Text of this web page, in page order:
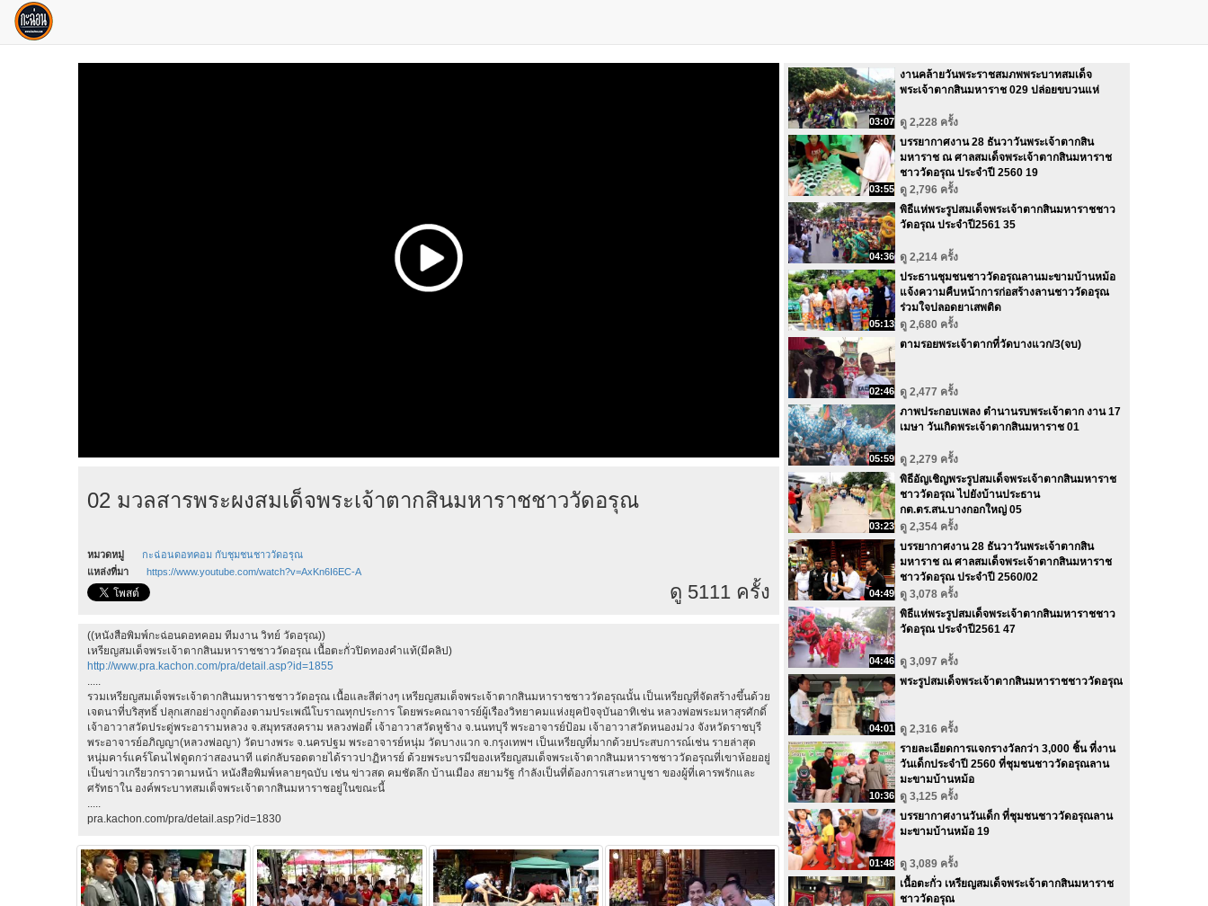
02 มวลสารพระผงสมเด็จพระเจ้าตากสินมหาราชชาววัดอรุณ
หมวดหมู่
กะฉ่อนดอทคอม กับชุมชนชาววัดอรุณ
แหล่งที่มา
https://www.youtube.com/watch?v=AxKn6I6EC-A
ดู 5111 ครั้ง
((หนังสือพิมพ์กะฉ่อนดอทคอม ทีมงาน วิทย์ วัดอรุณ))
เหรียญสมเด็จพระเจ้าตากสินมหาราชชาววัดอรุณ เนื้อตะกั่วปิดทองคำแท้(มีคลิป)
http://www.pra.kachon.com/pra/detail.asp?id=1855
รวมเหรียญสมเด็จพระเจ้าตากสินมหาราชชาววัดอรุณ เนื้อและสีต่างๆ เหรียญสมเด็จพระเจ้าตากสินมหาราชชาววัดอรุณนั้น เป็นเหรียญที่จัดสร้างขึ้นด้วย
เจตนาที่บริสุทธิ์ ปลุกเสกอย่างถูกต้องตามประเพณีโบราณทุกประการ โดยพระคณาจารย์ผู้เรืองวิทยาคมแห่งยุคปัจจุบันอาทิเช่น หลวงพ่อพระมหาสุรศักดิ์
เจ้าอาวาสวัดประดู่พระอารามหลวง จ.สมุทรสงคราม หลวงพ่อตี๋ เจ้าอาวาสวัดหูช้าง จ.นนทบุรี พระอาจารย์ป้อม เจ้าอาวาสวัดหนองม่วง จังหวัดราชบุรี
พระอาจารย์อภิญญา(หลวงพ่อญา) วัดบางพระ จ.นครปฐม พระอาจารย์หนุ่ม วัดบางแวก จ.กรุงเทพฯ เป็นเหรียญที่มากด้วยประสบการณ์เช่น รายล่าสุด
หนุ่มคาร์แคร์โดนไฟดูดกว่าสองนาที แต่กลับรอดตายได้ราวปาฏิหารย์ ด้วยพระบารมีของเหรียญสมเด็จพระเจ้าตากสินมหาราชชาววัดอรุณที่เขาห้อยอยู่
เป็นข่าวเกรียวกราวตามหน้า หนังสือพิมพ์หลายๆฉบับ เช่น ข่าวสด คมชัดลึก บ้านเมือง สยามรัฐ กำลังเป็นที่ต้องการเสาะหาบูชา ของผู้ที่เคารพรักและ
ศรัทธาใน องค์พระบาทสมเด็จพระเจ้าตากสินมหาราชอยู่ในขณะนี้
pra.kachon.com/pra/detail.asp?id=1830
03:07
งานคล้ายวันพระราชสมภพพระบาทสมเด็จ
พระเจ้าตากสินมหาราช 029 ปล่อยขบวนแห่
ดู 2,228 ครั้ง
03:55
บรรยากาศงาน 28 ธันวาวันพระเจ้าตากสิน
มหาราช ณ ศาลสมเด็จพระเจ้าตากสินมหาราช
ชาววัดอรุณ ประจำปี 2560 19
ดู 2,796 ครั้ง
04:36
พิธีแห่พระรูปสมเด็จพระเจ้าตากสินมหาราชชาว
วัดอรุณ ประจำปี2561 35
ดู 2,214 ครั้ง
05:13
ประธานชุมชนชาววัดอรุณลานมะขามบ้านหม้อ
แจ้งความคืบหน้าการก่อสร้างลานชาววัดอรุณ
ร่วมใจปลอดยาเสพติด
ดู 2,680 ครั้ง
02:46
ตามรอยพระเจ้าตากที่วัดบางแวก/3(จบ)
ดู 2,477 ครั้ง
05:59
ภาพประกอบเพลง ตำนานรบพระเจ้าตาก งาน 17
เมษา วันเกิดพระเจ้าตากสินมหาราช 01
ดู 2,279 ครั้ง
03:23
พิธีอัญเชิญพระรูปสมเด็จพระเจ้าตากสินมหาราช
ชาววัดอรุณ ไปยังบ้านประธาน
กต.ตร.สน.บางกอกใหญ่ 05
ดู 2,354 ครั้ง
04:49
บรรยากาศงาน 28 ธันวาวันพระเจ้าตากสิน
มหาราช ณ ศาลสมเด็จพระเจ้าตากสินมหาราช
ชาววัดอรุณ ประจำปี 2560/02
ดู 3,078 ครั้ง
04:46
พิธีแห่พระรูปสมเด็จพระเจ้าตากสินมหาราชชาว
วัดอรุณ ประจำปี2561 47
ดู 3,097 ครั้ง
04:01
พระรูปสมเด็จพระเจ้าตากสินมหาราชชาววัดอรุณ
ดู 2,316 ครั้ง
10:36
รายละเอียดการแจกรางวัลกว่า 3,000 ชิ้น ที่งาน
วันเด็กประจำปี 2560 ที่ชุมชนชาววัดอรุณลาน
มะขามบ้านหม้อ
ดู 3,125 ครั้ง
01:48
บรรยากาศงานวันเด็ก ที่ชุมชนชาววัดอรุณลาน
มะขามบ้านหม้อ 19
ดู 3,089 ครั้ง
เนื้อตะกั่ว เหรียญสมเด็จพระเจ้าตากสินมหาราช
ชาววัดอรุณ